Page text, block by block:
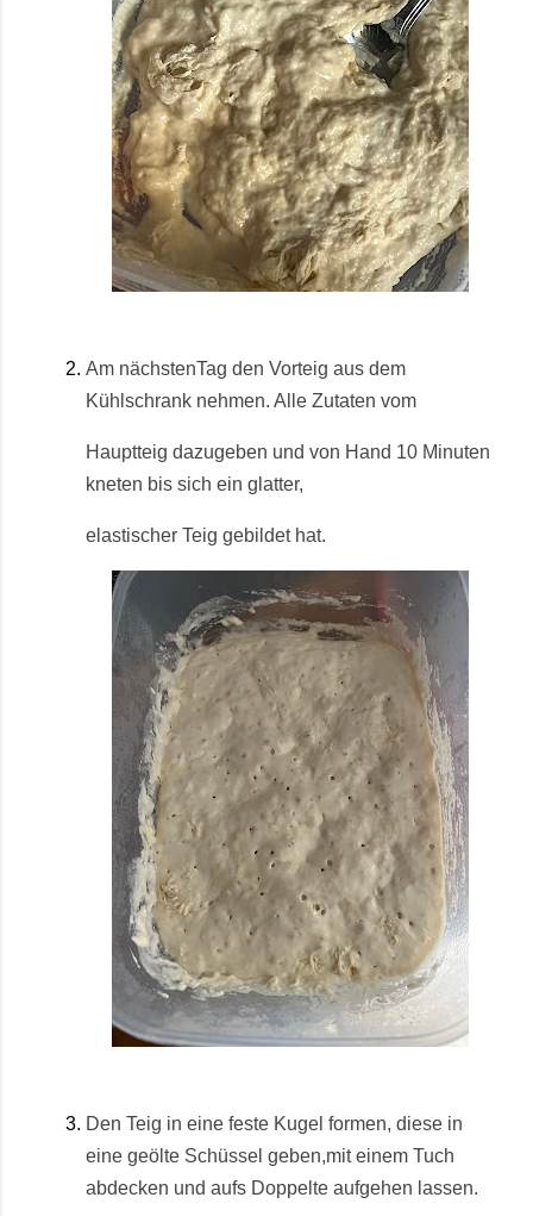
Am nächstenTag den Vorteig aus dem
Kühlschrank nehmen. Alle Zutaten vom
Hauptteig dazugeben und von Hand 10 Minuten
kneten bis sich ein glatter,
elastischer Teig gebildet hat.
Den Teig in eine feste Kugel formen, diese in
eine geölte Schüssel geben,miteinem Tuch
abdecken und aufs Doppelte aufgehen lassen.